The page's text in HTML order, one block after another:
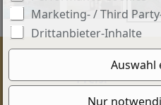
Preis:
3.500.000 €
Marketing- / Third
Drittanbieter-Inhalte